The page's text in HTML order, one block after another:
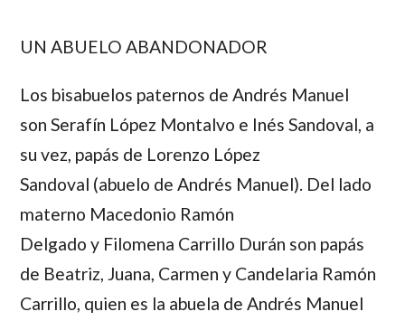
UN ABUELO ABANDONADOR
Los bisabuelos paternos de Andrés Manuel
sonSerafín López Montalvo e Inés Sandoval, a
su vez, papás de Lorenzo López
Sandoval (abuelo deAndrés Manuel). Del lado
materno Macedonio Ramón
Delgado y Filomena Carrillo Durán son papás
de Beatriz, Juana, Carmen y Candelaria Ramón
Carrillo, quien es la abuela deAndrés Manuel